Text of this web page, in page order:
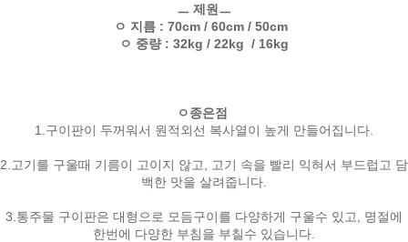
ㅡ 제원ㅡ
ㅇ 지름 : 70cm / 60cm / 50cm
ㅇ 중량 : 32kg / 22kg / 16kg
ㅇ종은점
1.구이판이 두꺼워서 원적외선 복사열이 높게 만들어집니다.
2.고기를 구울때 기름이 고이지 않고, 고기 속을 빨리 익혀서 부드럽고 담
백한 맛을 살려줍니다.
3.통주물 구이판은 대형으로 모듬구이를 다양하게 구울수 있고, 명절에
한번에 다양한 부침을 부칠수 있습니다.